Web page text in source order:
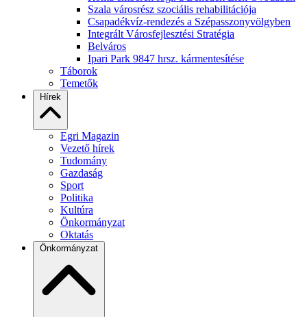
Szala városrész szociális rehabilitációja
Csapadékvíz-rendezés a Szépasszonyvölgyben
Integrált Városfejlesztési Stratégia
Belváros
Ipari Park 9847 hrsz. kármentesítése
Táborok
Temetők
Hírek
Egri Magazin
Vezető hírek
Tudomány
Gazdaság
Sport
Politika
Kultúra
Önkormányzat
Oktatás
Önkormányzat